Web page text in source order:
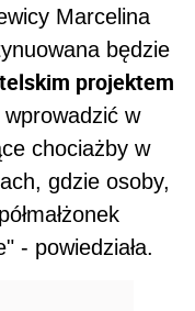
Marcelina
będzie
projektem
w
chociażby w
gdzie osoby,
- powiedziała.